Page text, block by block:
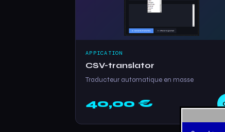
APPICATION
CSV-translator
Traducteur automatique en masse
40,00 €